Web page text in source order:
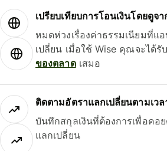
เปรียบเทียบการโอนเงินโดยดูจ
หมดห่วงเรื่องค่าธรรมเนียมที่แ
เปลี่ยน เมื่อใช้ Wise คุณจะได้รับ
ของตลาดเสมอ
ติดตามอัตราแลกเปลี่ยนตามเวล
บันทึกสกุลเงินที่ต้องการเพื่อคอ
แลกเปลี่ยน